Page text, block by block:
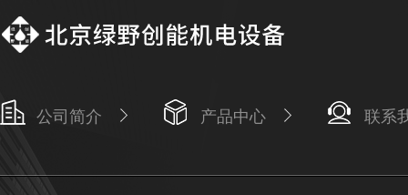
公司简介 产品中心 联系